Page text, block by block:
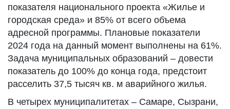
показателя национального проекта «Жилье и
городская среда» и 85% от всего объема
адресной программы. Плановые показатели
2024 года на данный момент выполнены на 61%.
Задача муниципальных образований – довести
показатель до 100% до конца года, предстоит
расселить 37,5 тысяч кв. м аварийного жилья.
В четырех муниципалитетах – Самаре, Сызрани,